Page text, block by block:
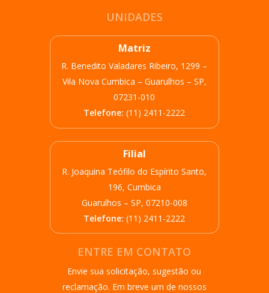
UNIDADES
Matriz
R. Benedito Valadares Ribeiro, 1299 –
Vila Nova Cumbica – Guarulhos – SP,
07231-010
Telefone:(11) 2411-2222
Filial
R. Joaquina Teófilo do Espírito Santo,
196, Cumbica
Guarulhos – SP, 07210-008
Telefone: (11) 2411-2222
ENTRE EM CONTATO
Envie sua solicitação, sugestão ou
reclamação. Em breve um de nossos